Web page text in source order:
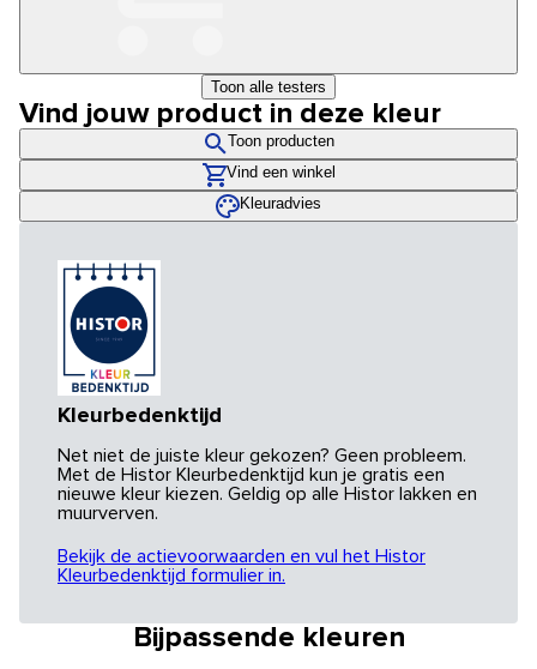
Toon alle testers
Vind jouw product in deze kleur
Toon producten
Vind een winkel
Kleuradvies
Kleurbedenktijd
Net niet de juiste kleur gekozen? Geen probleem.
Met de Histor Kleurbedenktijd kun je gratis een
nieuwe kleur kiezen. Geldig op alle Histor lakken en
muurverven.
Bekijk de actievoorwaarden en vul het Histor
Kleurbedenktijd formulier in.
Bijpassende kleuren